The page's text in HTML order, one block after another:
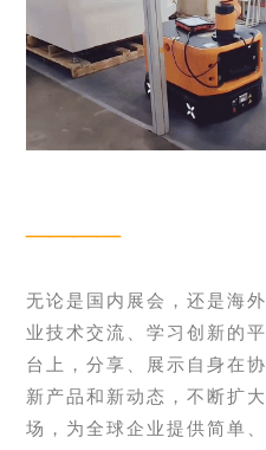
无论是国内展会，还是海
业技术交流、学习创新的
台上，分享、展示自身在
新产品和新动态，不断扩
场，为全球企业提供简单